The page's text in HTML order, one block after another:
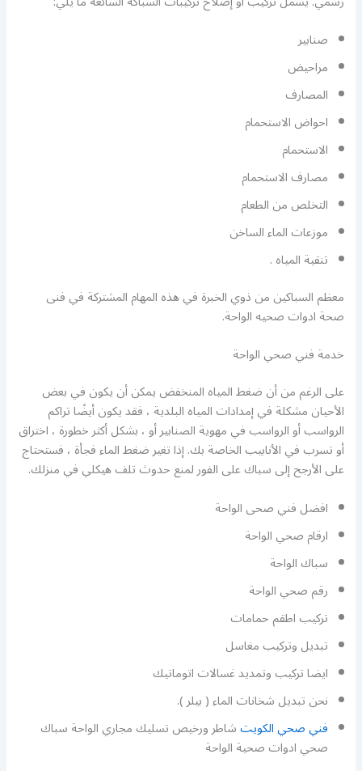
صنابير
مراحيض
المصارف
احواض الاستحمام
الاستحمام
مصارف الاستحمام
التخلص من الطعام
موزعات الماء الساخن
تنقية المياه .
معظم السباكين من ذوي الخبرة في هذه المهام المشتركة في فنى
صحة ادوات صحيه الواحة.
خدمة فني صحي الواحة
على الرغم من أن ضغط المياه المنخفض يمكن أن يكون في بعض
الأحيان مشكلة في إمدادات المياه البلدية ، فقد يكون أيضًا تراكم
الرواسب أو الرواسب في مهوية الصنابير أو ، بشكل أكثر خطورة ، اختراق
أو تسرب في الأنابيب الخاصة بك. إذا تغير ضغط الماء فجأة ، فستحتاج
على الأرجح إلى سباك على الفور لمنع حدوث تلف هيكلي في منزلك.
افضل فني صحى الواحة
ارقام صحي الواحة
سباك الواحة
رقم صحي الواحة
تركيب اطقم حمامات
تبديل وتركيب مغاسل
ايضا تركيب وتمديد غسالات اتوماتيك
نحن تبديل شخانات الماء ( بيلر ).
فني صحي الكويتشاطر ورخيص تسليك مجاري الواحة سباك
صحي ادوات صحية الواحة